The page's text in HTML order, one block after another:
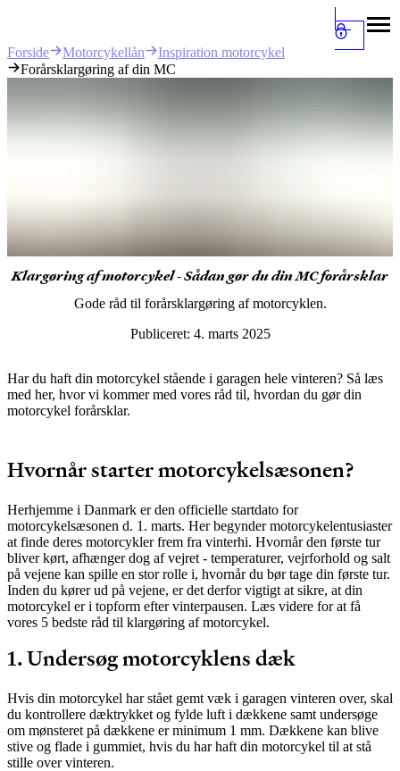
Forside Motorcykellån
Inspiration motorcykel
Forårsklargøring af din MC
Klargøring af motorcykel - Sådan gør du din MC forårsklar
Gode råd til forårsklargøring af motorcyklen.
Publiceret: 4. marts 2025
Har du haft din motorcykel stående i garagen hele vinteren? Så læs
med her, hvor vi kommer med vores råd til, hvordan du gør din
motorcykel forårsklar.
Hvornår starter motorcykelsæsonen?
Herhjemme i Danmark er den officielle startdato for
motorcykelsæsonen d. 1. marts. Her begynder motorcykelentusiaster
at finde deres motorcykler frem fra vinterhi. Hvornår den første tur
bliver kørt, afhænger dog af vejret - temperaturer, vejrforhold og salt
på vejene kan spille en stor rolle i, hvornår du bør tage din første tur.
Inden du kører ud på vejene, er det derfor vigtigt at sikre, at din
motorcykel er i topform efter vinterpausen. Læs videre for at få
vores 5 bedste råd til klargøring af motorcykel.
1. Undersøg motorcyklens dæk
Hvis din motorcykel har stået gemt væk i garagen vinteren over, skal
du kontrollere dæktrykket og fylde luft i dækkene samt undersøge
om mønsteret på dækkene er minimum 1 mm. Dækkene kan blive
stive og flade i gummiet, hvis du har haft din motorcykel til at stå
stille over vinteren.